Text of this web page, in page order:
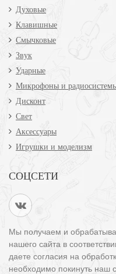
Духовые
Клавишные
Смычковые
Звук
Ударные
Микрофоны и
Дисконт
Свет
Аксессуары
Игрушки и моделизм
СОЦСЕТИ
Мы получаем и
нашего сайта в
даете согласия на
необходимо покинуть наш